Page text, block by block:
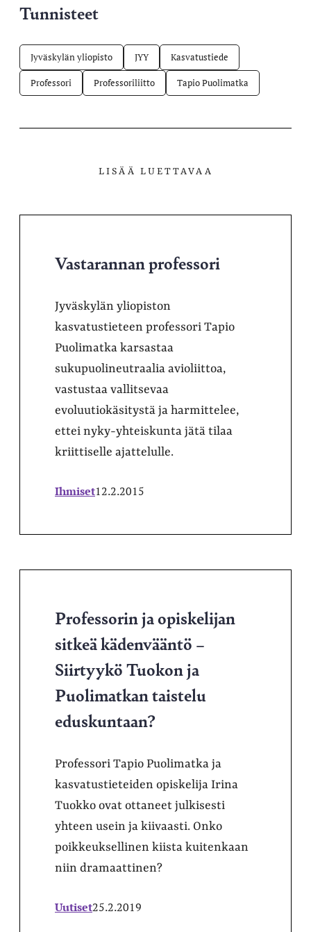
Tunnisteet
Jyväskylän yliopisto JYY Kasvatustiede
Professori Professoriliitto Tapio Puolimatka
LISÄÄ LUETTAVAA
Vastarannan professori
Jyväskylän yliopiston
kasvatustieteen professori Tapio
Puolimatka karsastaa
sukupuolineutraalia avioliittoa,
vastustaa vallitsevaa
evoluutiokäsitystä ja harmittelee,
ettei nyky-yhteiskunta jätä tilaa
kriittiselle ajattelulle.
Ihmiset12.2.2015
Professorin ja opiskelijan
sitkeä kädenvääntö –
Siirtyykö Tuokon ja
Puolimatkan taistelu
eduskuntaan?
Professori Tapio Puolimatka ja
kasvatustieteiden opiskelija Irina
Tuokko ovat ottaneet julkisesti
yhteen usein ja kiivaasti. Onko
poikkeuksellinen kiista kuitenkaan
niin dramaattinen?
Uutiset25.2.2019